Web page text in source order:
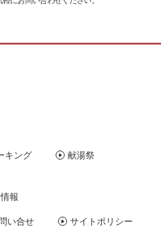
キング 献湯祭
報
い合せ サイトポリシー